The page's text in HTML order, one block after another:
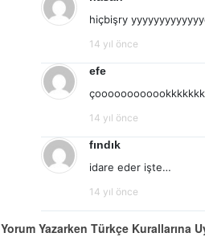
hiçbişry
14 yıl önce
efe
14 yıl önce
fındık
idare eder işte…
14 yıl önce
Yorum Yazarken Türkçe Kurallarına